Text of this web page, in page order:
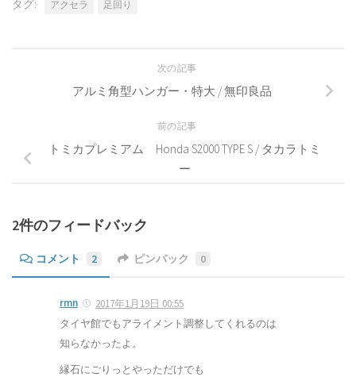
タグ: アクセラ 足回り
次の記事
アルミ角型ハンガー・特大 / 無印良品
前の記事
トミカプレミアム Honda S2000 TYPE S / タカラトミ
ー
2件のフィードバック
コメント 2 ピンバック 0
rmn
2017年1月19日 00:55
タイヤ館でもアライメント調整してくれるのは
知らなかったよ。
縁石にごりっとやっただけでも